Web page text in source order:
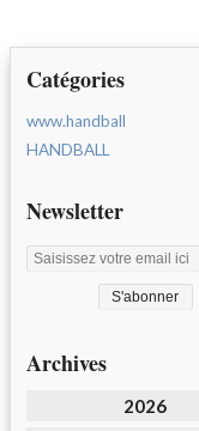
Catégories
www.handball
HANDBALL
Newsletter
Archives
2026